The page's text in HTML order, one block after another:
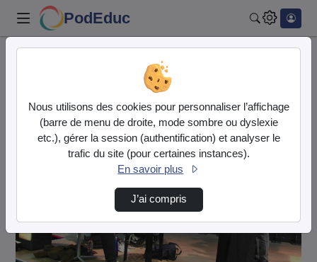
PodEduc
SCHOOLLAB 2025 finale académique : Collège B…
Lire
la
Nous utilisons des cookies pour personnaliser l’affichage
(barre de menu de droite, mode sombre ou dyslexie
etc.), gérer la session (authentification) et analyser le
trafic du site (pour certaines instances).
En savoir plus
J’ai compris